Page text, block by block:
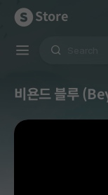
Store
비욘드 블루